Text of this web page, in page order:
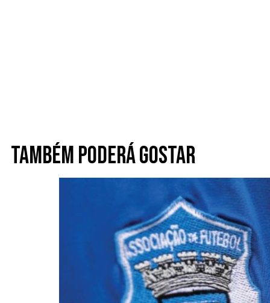
Também poderá gostar